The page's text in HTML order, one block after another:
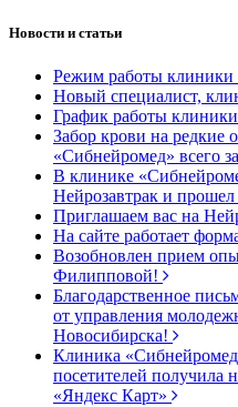
Новости и статьи
Режим работы
Новый специалист,
График работы
Забор крови на редкие
«Сибнейромед» всего
В клинике
Нейрозавтрак и
Приглашаем вас на
На сайте работает
Возобновлен прием
Филипповой!
Благодарственное
от управления
Новосибирска!
Клиника
посетителей получила
«Яндекс Карт»